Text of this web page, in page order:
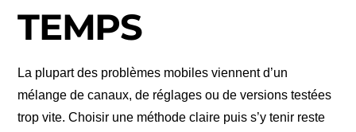
TEMPS
La plupart des problèmes mobiles viennent d’un
mélange de canaux, de réglages ou de versions testées
trop vite. Choisir une méthode claire puis s’y tenir reste